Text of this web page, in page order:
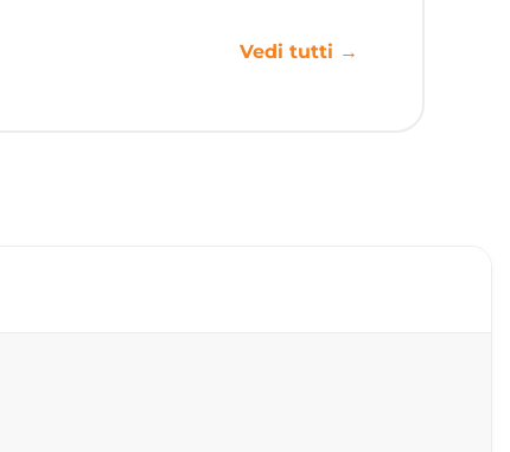
Vedi tutti →